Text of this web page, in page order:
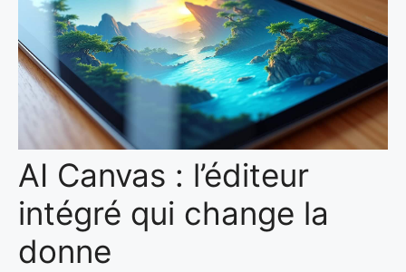
AI Canvas : l’éditeur
intégré qui change la
donne